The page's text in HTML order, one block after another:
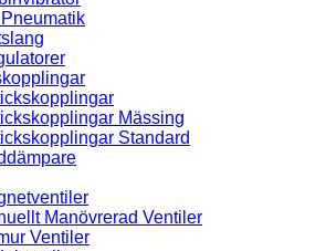
Mässing
Standard
Manövrerad Ventiler
Ventiler